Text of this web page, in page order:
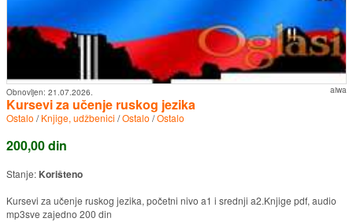
aiwa
Obnovljen: 21.07.2026.
Kursevi za učenje ruskog jezika
Ostalo /Knjige, udžbenici /Ostalo /Ostalo
200,00 din
Stanje: Korišteno
Kursevi za učenje ruskog jezika, početni nivo a1 i srednji a2.Knjige pdf, audio
mp3sve zajedno 200 din